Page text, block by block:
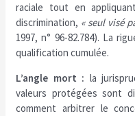
raciale tout en
discrimination, « seul visé
1997, n° 96-82.784). La
qualification cumulée.
L’angle mort : la
valeurs protégées sont
comment arbitrer le